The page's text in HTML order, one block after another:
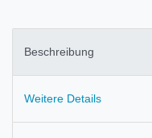
Beschreibung
Weitere Details